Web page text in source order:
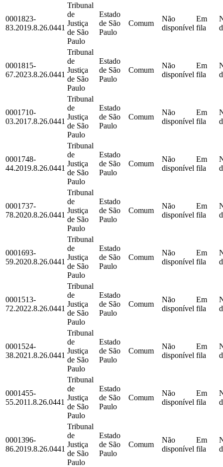
0001823-
83.2019.8.26.0441
Tribunal
de
Justiça
de São
Paulo
Estado
de São
Paulo
Comum
Não
disponível
Em
fila
0001815-
67.2023.8.26.0441
Tribunal
de
Justiça
de São
Paulo
Estado
de São
Paulo
Comum
Não
disponível
Em
fila
0001710-
03.2017.8.26.0441
Tribunal
de
Justiça
de São
Paulo
Estado
de São
Paulo
Comum
Não
disponível
Em
fila
0001748-
44.2019.8.26.0441
Tribunal
de
Justiça
de São
Paulo
Estado
de São
Paulo
Comum
Não
disponível
Em
fila
0001737-
78.2020.8.26.0441
Tribunal
de
Justiça
de São
Paulo
Estado
de São
Paulo
Comum
Não
disponível
Em
fila
0001693-
59.2020.8.26.0441
Tribunal
de
Justiça
de São
Paulo
Estado
de São
Paulo
Comum
Não
disponível
Em
fila
0001513-
72.2022.8.26.0441
Tribunal
de
Justiça
de São
Paulo
Estado
de São
Paulo
Comum
Não
disponível
Em
fila
0001524-
38.2021.8.26.0441
Tribunal
de
Justiça
de São
Paulo
Estado
de São
Paulo
Comum
Não
disponível
Em
fila
0001455-
55.2011.8.26.0441
Tribunal
de
Justiça
de São
Paulo
Estado
de São
Paulo
Comum
Não
disponível
Em
fila
0001396-
86.2019.8.26.0441
Tribunal
de
Justiça
de São
Paulo
Estado
de São
Paulo
Comum
Não
disponível
Em
fila